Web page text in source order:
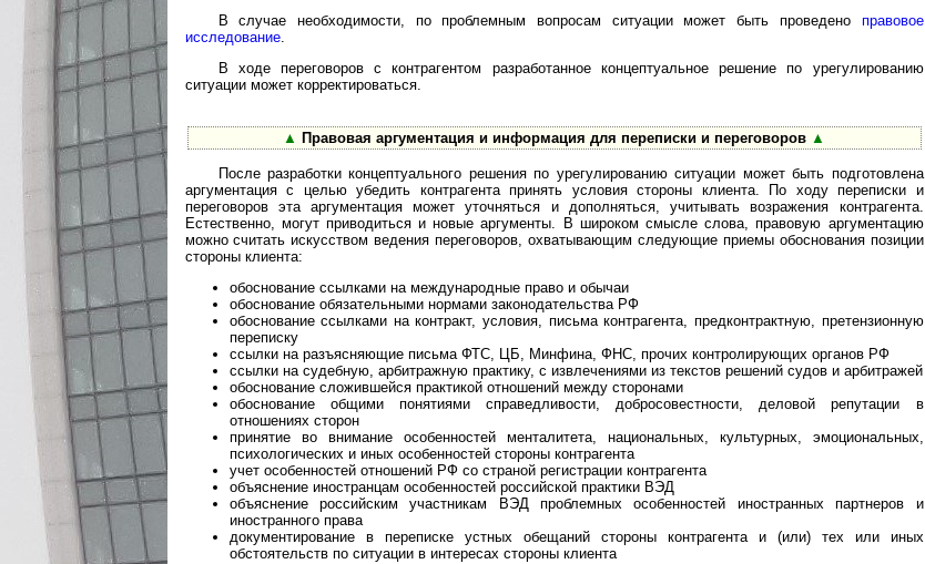
В случае необходимости, по проблемным вопросам ситуации может быть проведено правовое
исследование.
В ходе переговоров с контрагентом разработанное концептуальное решение по урегулированию
ситуации может корректироваться.
▲ Правовая аргументация и информация для переписки и переговоров ▲
После разработки концептуального решения по урегулированию ситуации может быть подготовлена
аргументация с целью убедить контрагента принять условия стороны клиента. По ходу переписки и
переговоров эта аргументация может уточняться и дополняться, учитывать возражения контрагента.
Естественно, могут приводиться и новые аргументы. В широком смысле слова, правовую аргументацию
можно считать искусством ведения переговоров, охватывающим следующие приемы обоснования позиции
стороны клиента:
обоснование ссылками на международные право и обычаи
обоснование обязательными нормами законодательства РФ
обоснование ссылками на контракт, условия, письма контрагента, предконтрактную, претензионную
переписку
ссылки на разъясняющие письма ФТС, ЦБ, Минфина, ФНС, прочих контролирующих органов РФ
ссылки на судебную, арбитражную практику, с извлечениями из текстов решений судов и арбитражей
обоснование сложившейся практикой отношений между сторонами
обоснование общими понятиями справедливости, добросовестности, деловой репутации в
отношениях сторон
принятие во внимание особенностей менталитета, национальных, культурных, эмоциональных,
психологических и иных особенностей стороны контрагента
учет особенностей отношений РФ со страной регистрации контрагента
объяснение иностранцам особенностей российской практики ВЭД
объяснение российским участникам ВЭД проблемных особенностей иностранных партнеров и
иностранного права
документирование в переписке устных обещаний стороны контрагента и (или) тех или иных
обстоятельств по ситуации в интересах стороны клиента